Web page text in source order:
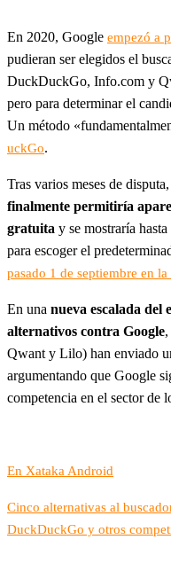
En 2020, Google empezó a
pudieran ser elegidos el
DuckDuckGo, Info.com y
pero para determinar el
Un método
uckGo.
Tras varios meses de
finalmente permitiría
gratuita y se mostraría
para escoger el
pasado 1 de septiembre en
En una nueva escalada del
alternativos contra Google
Qwant y Lilo) han enviado
argumentando que Google
competencia en el sector de
En Xataka Android
Cinco alternativas al
DuckDuckGo y otros